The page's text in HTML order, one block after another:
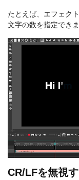
たとえば、エフェク
文字の数を指定できま
CR/LFを無視